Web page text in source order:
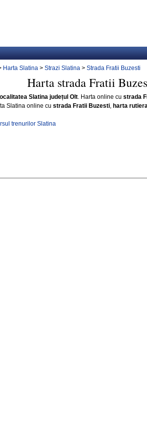
Harta Slatina > Strazi Slatina > Strada Fratii Buzesti
Harta strada Fratii
Slatina județul Olt. Harta online cu strada
Slatina online cu strada Fratii Buzesti, harta
trenurilor Slatina